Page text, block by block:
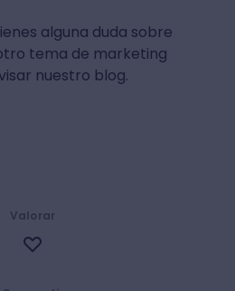
alguna duda sobre
tema de marketing
nuestro blog.
Valorar